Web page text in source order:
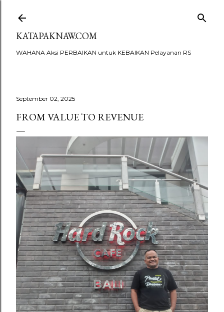
KATAPAKNAW.COM
WAHANA Aksi PERBAIKAN untuk KEBAIKAN Pelayanan RS
September 02, 2025
FROM VALUE TO REVENUE